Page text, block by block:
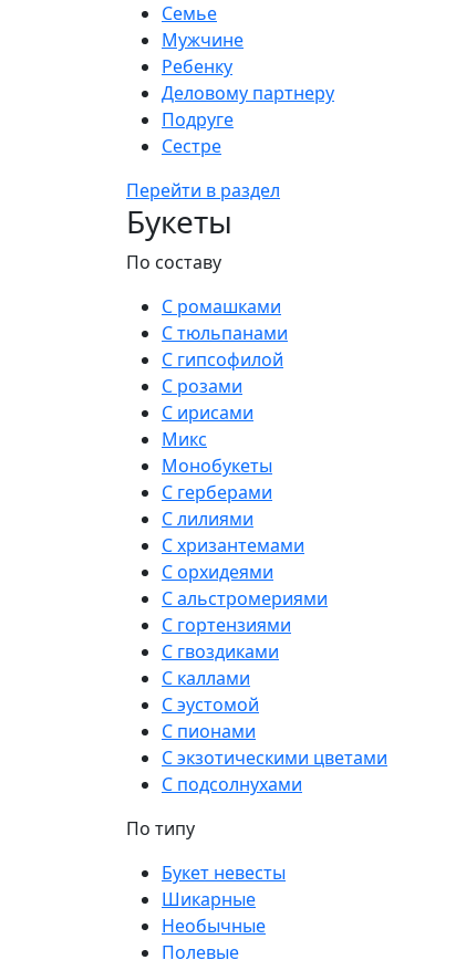
Семье
Мужчине
Ребенку
Деловому партнеру
Подруге
Сестре
Перейти в раздел
Букеты
По составу
С ромашками
С тюльпанами
С гипсофилой
С розами
С ирисами
Микс
Монобукеты
С герберами
С лилиями
С хризантемами
С орхидеями
С альстромериями
С гортензиями
С гвоздиками
С каллами
С эустомой
С пионами
С экзотическими цветами
С подсолнухами
По типу
Букет невесты
Шикарные
Необычные
Полевые